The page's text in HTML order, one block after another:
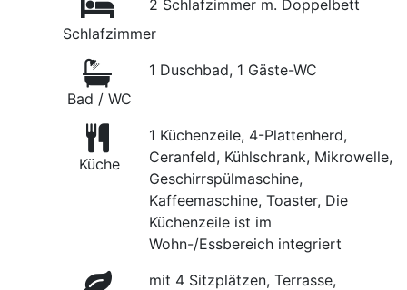
Schlafzimmer
2 Schlafzimmer m. Doppelbett
Bad / WC
1 Duschbad, 1 Gäste-WC
Küche
1 Küchenzeile, 4-Plattenherd,
Ceranfeld, Kühlschrank, Mikrowelle,
Geschirrspülmaschine,
Kaffeemaschine, Toaster, Die
Küchenzeile ist im
Wohn-/Essbereich integriert
mit 4 Sitzplätzen, Terrasse,